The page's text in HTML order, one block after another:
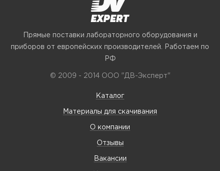
Прямые поставки лабораторного оборудования и
приборов от европейских производителей. Работаем по
РФ
© 2009 - 2014 ООО "ДВ-Эксперт"
Каталог
Материалы для скачивания
О компании
Отзывы
Вакансии